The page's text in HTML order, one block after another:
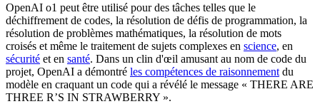
OpenAI o1 peut être utilisé pour des tâches telles que le
déchiffrement de codes, la résolution de défis de programmation, la
résolution de problèmes mathématiques, la résolution de mots
croisés et même le traitement de sujets complexes en science, en
sécurité et en santé. Dans un clin d'œil amusant au nom de code du
projet, OpenAI a démontré les compétences de raisonnement du
modèle en craquant un code qui a révélé le message « THERE ARE
THREE R’S IN STRAWBERRY ».